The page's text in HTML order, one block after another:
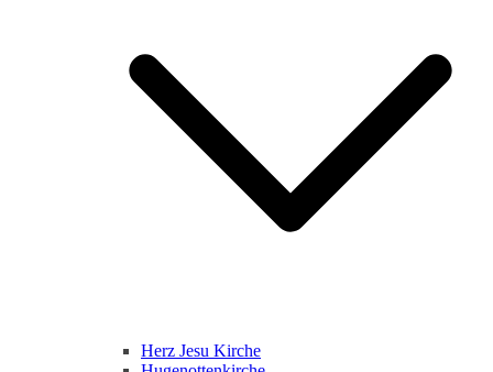
Herz Jesu Kirche